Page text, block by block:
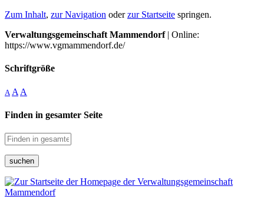
Zum Inhalt, zur Navigation oderzur Startseite springen.
Verwaltungsgemeinschaft Mammendorf| Online:
https://www.vgmammendorf.de/
Schriftgröße
A A A
Finden in gesamter Seite
suchen